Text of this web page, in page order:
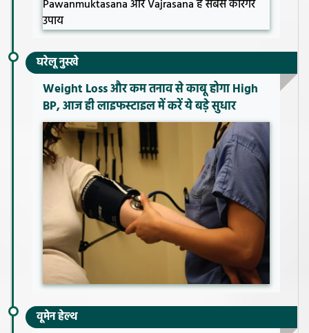
घरेलू नुस्खे
Weight Loss और कम तनाव से काबू होगा High
BP, आज ही लाइफस्टाइल में करें ये बड़े सुधार
वूमेन हेल्थ